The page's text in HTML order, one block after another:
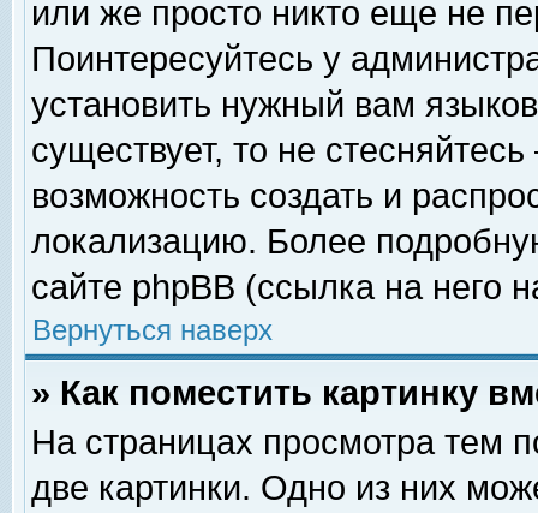
или же просто никто еще не
Поинтересуйтесь у
установить нужный вам
существует, то не
возможность создать и
локализацию. Более
сайте phpBB (ссылка на него
Вернуться наверх
» Как поместить картинку
На страницах просмотра тем
две картинки. Одно из них